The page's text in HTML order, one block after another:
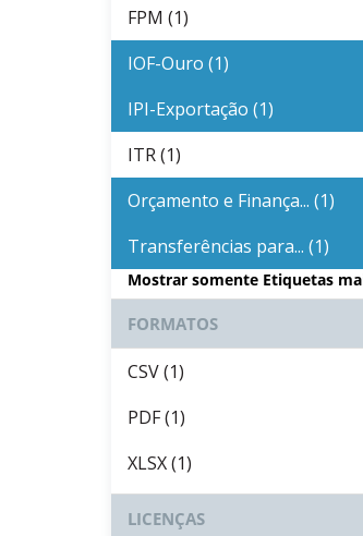
FPM (1)
IOF-Ouro (1)
IPI-Exportação (1)
ITR (1)
Orçamento e Finança... (1)
Transferências para... (1)
Mostrar somente Etiquetas
FORMATOS
CSV (1)
PDF (1)
XLSX (1)
LICENÇAS